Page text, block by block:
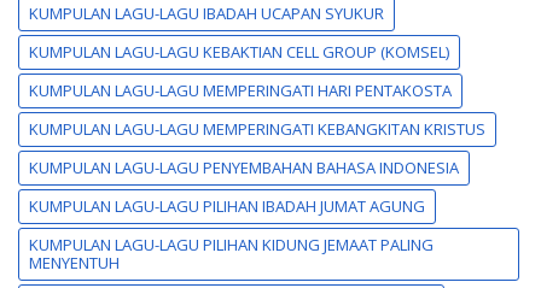
KUMPULAN LAGU-LAGU IBADAH UCAPAN SYUKUR
KUMPULAN LAGU-LAGU KEBAKTIAN CELL GROUP (KOMSEL)
KUMPULAN LAGU-LAGU MEMPERINGATI HARI PENTAKOSTA
KUMPULAN LAGU-LAGU MEMPERINGATI KEBANGKITAN KRISTUS
KUMPULAN LAGU-LAGU PENYEMBAHAN BAHASA INDONESIA
KUMPULAN LAGU-LAGU PILIHAN IBADAH JUMAT AGUNG
KUMPULAN LAGU-LAGU PILIHAN KIDUNG JEMAAT PALING
MENYENTUH